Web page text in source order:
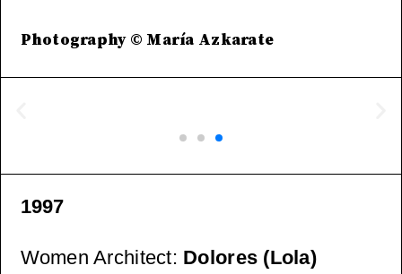
Photography © María Azkarate
1997
Women Architect: Dolores (Lola)